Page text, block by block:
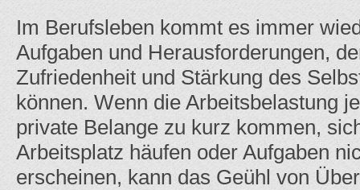
Im Berufsleben kommt es immer
Aufgaben und Herausforderungen,
Zufriedenheit und Stärkung des
können. Wenn die Arbeitsbelastung
private Belange zu kurz kommen,
Arbeitsplatz häufen oder Aufgaben
erscheinen, kann das Geühl von